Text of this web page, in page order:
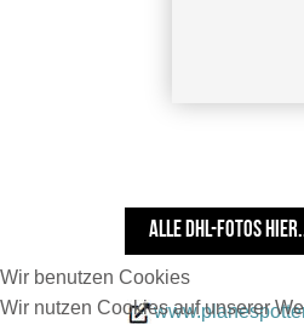
ALLE DHL-FOTOS
Wir benutzen Cookies
Wir nutzen Cookies auf unserer